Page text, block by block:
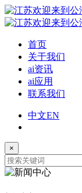
首页
关于我们
ai资讯
ai应用
联系我们
中文EN
×